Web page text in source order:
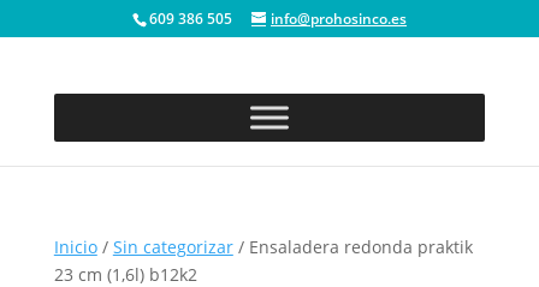
609 386 505 info@prohosinco.es
Inicio/ Sin categorizar/ Ensaladera redonda praktik
23 cm (1,6l) b12k2